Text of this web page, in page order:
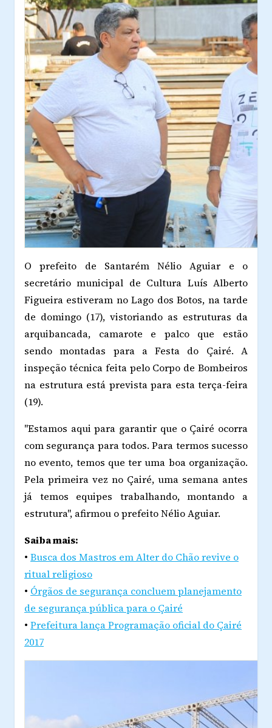
O prefeito de Santarém Nélio Aguiar e o
secretário municipal de Cultura Luís Alberto
Figueira estiveram no Lago dos Botos, na tarde
de domingo (17), vistoriando as estruturas da
arquibancada, camarote e palco que estão
sendo montadas para a Festa do Çairé. A
inspeção técnica feita pelo Corpo de Bombeiros
na estrutura está prevista para esta terça-feira
(19).
"Estamos aqui para garantir que o Çairé ocorra
com segurança para todos. Para termos sucesso
no evento, temos que ter uma boa organização.
Pela primeira vez no Çairé, uma semana antes
já temos equipes trabalhando, montando a
estrutura", afirmou o prefeito Nélio Aguiar.
Saiba mais:
• Busca dos Mastros em Alter do Chão revive o
ritual religioso
• Órgãos de segurança concluem planejamento
de segurança pública para o Çairé
• Prefeitura lança Programação oficial do Çairé
2017